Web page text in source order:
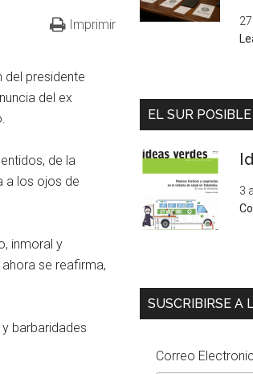
Imprimir
del presidente
del ex
de la
a los ojos de
inmoral y
se reafirma,
barbaridades
EL SUR POSIBLE
3
SUSCRIBIRSE A
Correo